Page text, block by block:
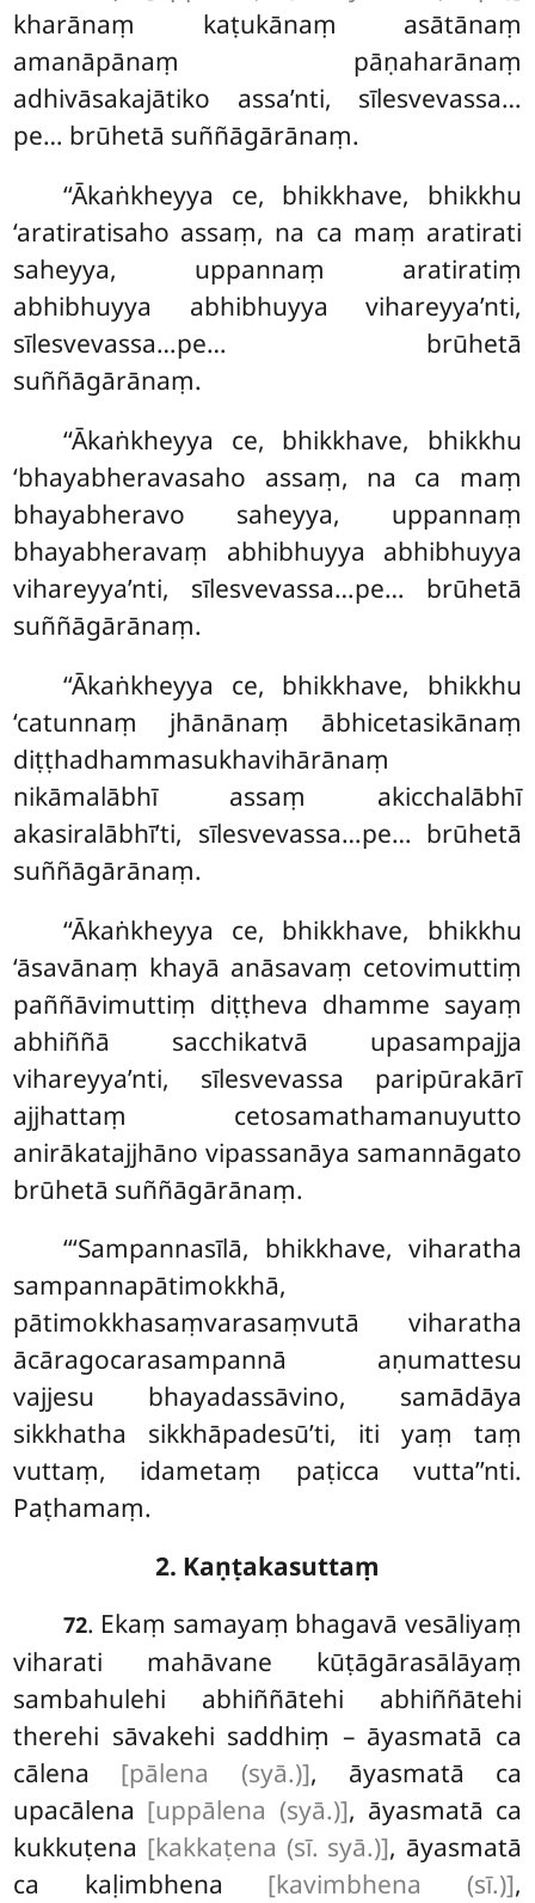
kharānaṃ kaṭukānaṃ asātānaṃ
amanāpānaṃ pāṇaharānaṃ
adhivāsakajātiko assa’nti, sīlesvevassa…
pe… brūhetā suññāgārānaṃ.
‘‘Ākaṅkheyya ce, bhikkhave, bhikkhu
‘aratiratisaho assaṃ, na ca maṃ aratirati
saheyya, uppannaṃ aratiratiṃ
abhibhuyya abhibhuyya vihareyya’nti,
sīlesvevassa…pe… brūhetā
suññāgārānaṃ.
‘‘Ākaṅkheyya ce, bhikkhave, bhikkhu
‘bhayabheravasaho assaṃ, na ca maṃ
bhayabheravo saheyya, uppannaṃ
bhayabheravaṃ abhibhuyya abhibhuyya
vihareyya’nti, sīlesvevassa…pe… brūhetā
suññāgārānaṃ.
‘‘Ākaṅkheyya ce, bhikkhave, bhikkhu
‘catunnaṃ jhānānaṃ ābhicetasikānaṃ
diṭṭhadhammasukhavihārānaṃ
nikāmalābhī assaṃ akicchalābhī
akasiralābhī’ti, sīlesvevassa…pe… brūhetā
suññāgārānaṃ.
‘‘Ākaṅkheyya ce, bhikkhave, bhikkhu
‘āsavānaṃ khayā anāsavaṃ cetovimuttiṃ
paññāvimuttiṃ diṭṭheva dhamme sayaṃ
abhiññā sacchikatvā upasampajja
vihareyya’nti, sīlesvevassa paripūrakārī
ajjhattaṃ cetosamathamanuyutto
anirākatajjhāno vipassanāya samannāgato
brūhetā suññāgārānaṃ.
‘‘‘Sampannasīlā, bhikkhave, viharatha
sampannapātimokkhā,
pātimokkhasaṃvarasaṃvutā viharatha
ācāragocarasampannā aṇumattesu
vajjesu bhayadassāvino, samādāya
sikkhatha sikkhāpadesū’ti, iti yaṃ taṃ
vuttaṃ, idametaṃ paṭicca vutta’’nti.
Paṭhamaṃ.
2. Kaṇṭakasuttaṃ
72. Ekaṃ samayaṃ bhagavā vesāliyaṃ
viharati mahāvane kūṭāgārasālāyaṃ
sambahulehi abhiññātehi abhiññātehi
therehi sāvakehi saddhiṃ – āyasmatā ca
cālena [pālena (syā.)], āyasmatā ca
upacālena [uppālena (syā.)], āyasmatā ca
kukkuṭena [kakkaṭena (sī. syā.)], āyasmatā
ca kaḷimbhena [kavimbhena (sī.)],